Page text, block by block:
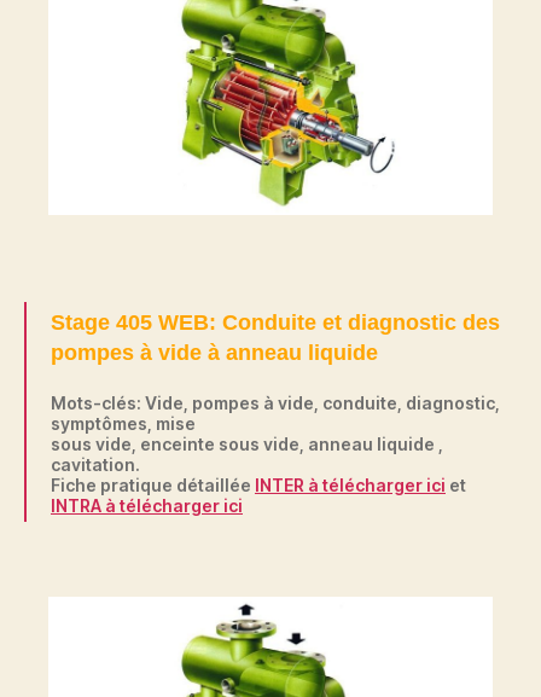
Stage 405 WEB: Conduite et diagnostic des
pompes à vide à anneau liquide
Mots-clés: Vide, pompes à vide, conduite, diagnostic,
symptômes, mise
sous vide, enceinte sous vide, anneau liquide ,
cavitation.
Fiche pratique détaillée INTER à télécharger ici et
INTRA à télécharger ici